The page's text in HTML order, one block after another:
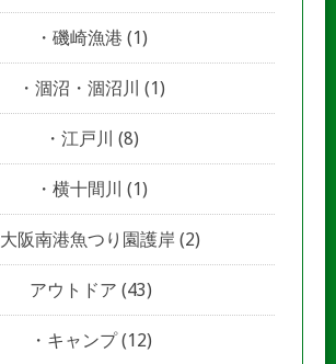
磯崎漁港 (1)
涸沼・涸沼川 (1)
江戸川 (8)
横十間川 (1)
大阪南港魚つり園護岸 (2)
アウトドア (43)
キャンプ(12)